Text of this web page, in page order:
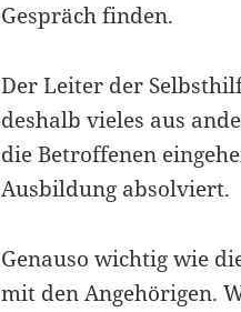
Gespräch finden.
Der Leiter der
deshalb vieles aus
die Betroffenen
Ausbildung absolviert.
Genauso wichtig wie
mit den Angehörigen.